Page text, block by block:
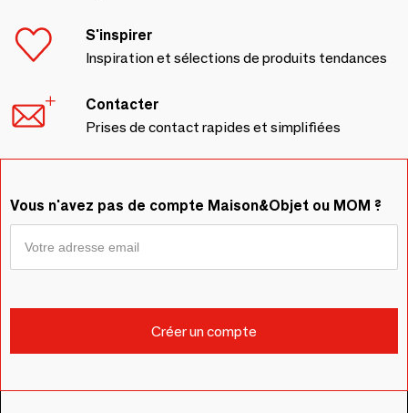
S'inspirer
Inspiration et sélections de produits tendances
Contacter
Prises de contact rapides et simplifiées
Vous n'avez pas de compte Maison&Objet ou MOM ?